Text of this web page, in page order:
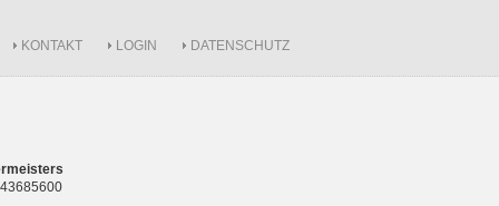
KONTAKT LOGIN DATENSCHUTZ